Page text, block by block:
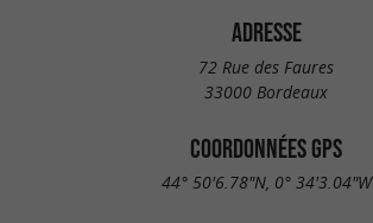
ADRESSE
72 Rue des Faures
33000 Bordeaux
COORDONNÉES GPS
44° 50'6.78"N, 0° 34'3.04"W